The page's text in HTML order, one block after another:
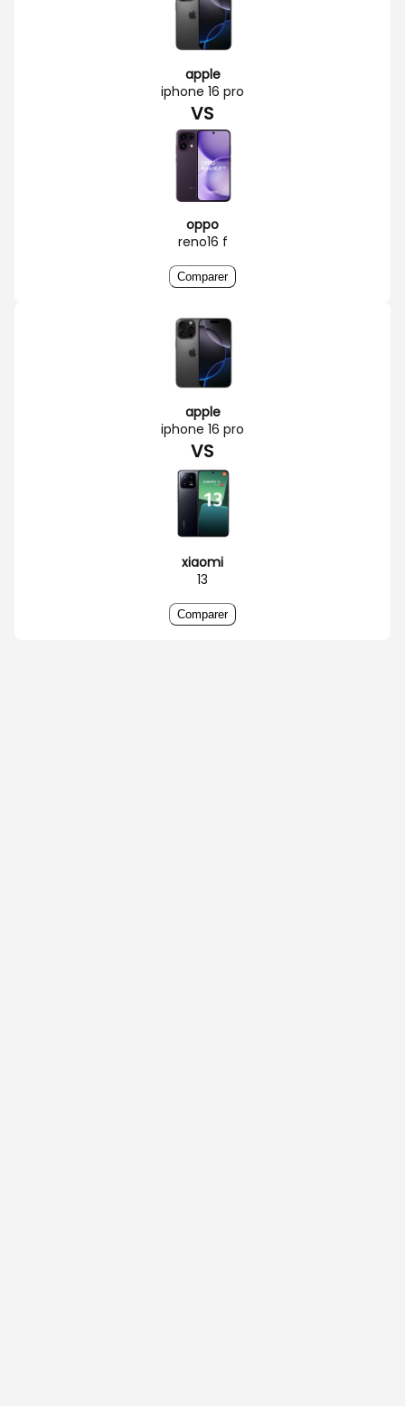
apple
iphone 16 pro
VS
oppo
reno16 f
Comparer
apple
iphone 16 pro
VS
xiaomi
13
Comparer